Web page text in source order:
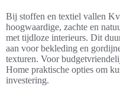
Bij stoffen en textiel vallen
hoogwaardige, zachte en
met tijdloze interieurs. Dit
aan voor bekleding en
texturen. Voor
Home praktische opties om
investering.